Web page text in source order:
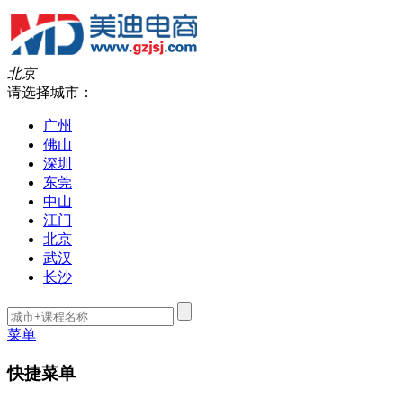
北京
请选择城市：
广州
佛山
深圳
东莞
中山
江门
北京
武汉
长沙
菜单
快捷菜单